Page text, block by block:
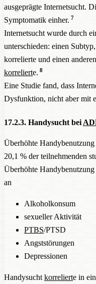
ausgeprägte Internetsucht.
Symptomatik einher. 7
Internetsucht wurde durch
unterschieden: einen
korrelierte und einen
korrelierte. 8
Eine Studie fand, dass
Dysfunktion, nicht aber mit
17.2.3. Handysucht bei
Überhöhte Handybenutzung
20,1 % der teilnehmenden
Überhöhte Handybenutzung
an
Alkoholkonsum
sexueller Aktivität
PTBS/PTSD
Angststörungen
Depressionen
Handysucht korrelierte in